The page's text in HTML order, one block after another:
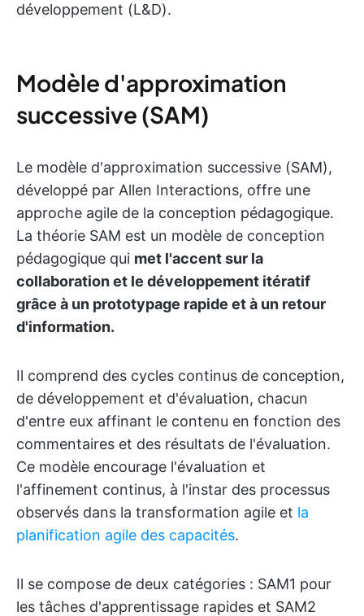
développement (L&D).
Modèle d'approximation
successive (SAM)
Le modèle d'approximation successive (SAM),
développé par Allen Interactions, offre une
approche agile de la conception pédagogique.
La théorie SAM est un modèle de conception
pédagogique qui met l'accent sur la
collaboration et le développement itératif
grâce à un prototypage rapide et à un retour
d'information.
Il comprend des cycles continus de conception,
de développement et d'évaluation, chacun
d'entre eux affinant le contenu en fonction des
commentaires et des résultats de l'évaluation.
Ce modèle encourage l'évaluation et
l'affinement continus, à l'instar des processus
observés dans la transformation agile et la
planification agile des capacités.
Il se compose de deux catégories : SAM1 pour
les tâches d'apprentissage rapides et SAM2